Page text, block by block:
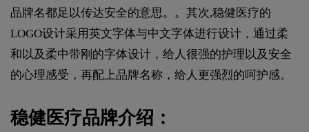
品牌名都足以传达安全的意思。。其次,稳健医疗的
LOGO设计采用英文字体与中文字体进行设计，通过柔
和以及柔中带刚的字体设计，给人很强的护理以及安全
的心理感受，再配上品牌名称，给人更强烈的呵护感。
稳健医疗品牌介绍：